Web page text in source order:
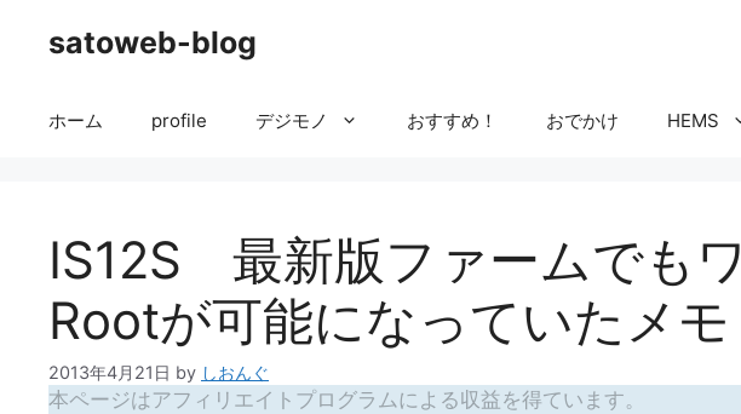
satoweb-blog
ホーム profile デジモノ おすすめ！ おでかけ HEMS
IS12S 最新版ファームでも
Rootが可能になっていたメモ
2013年4月21日 by しおんぐ
本ページはアフィリエイトプログラムによる収益を得ています。